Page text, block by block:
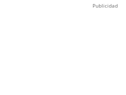
Publicidad